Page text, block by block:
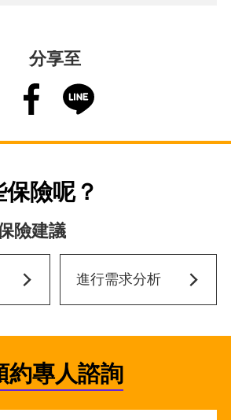
分享至
險呢？
險建議
進行需求分析
約專人諮詢